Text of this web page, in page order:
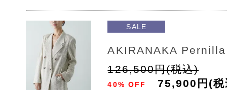
SALE
AKIRANAKA
126,500円(税込)
40% OFF 75,900円(